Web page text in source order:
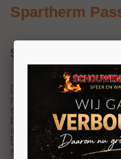
Spartherm
Spartherm Passo
De Spartherm Tripod
relatief laag nominaal
een grote, moderne,
bijvoorbeeld
in uw woonkamer
Eenmaal
eens sfeervoller en